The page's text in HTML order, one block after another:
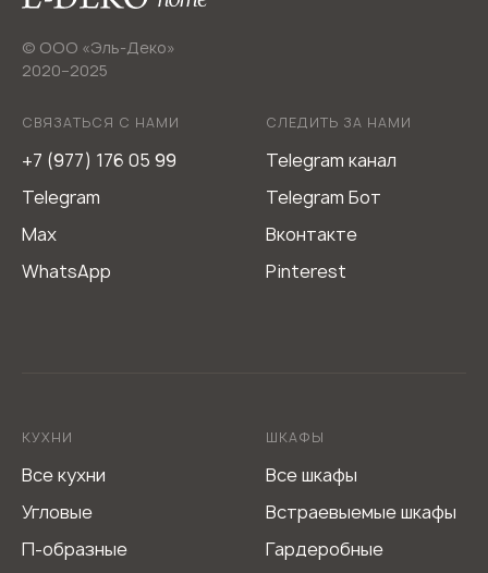
© ООО «Эль-Деко»
2020−2025
СВЯЗАТЬСЯ С НАМИ
+7 (977) 176 05 99
Telegram
Max
WhatsApp
СЛЕДИТЬ ЗА НАМИ
Telegram канал
Telegram Бот
Вконтакте
Pinterest
КУХНИ
Все кухни
Угловые
П-образные
ШКАФЫ
Все шкафы
Встраевыемые шкафы
Гардеробные